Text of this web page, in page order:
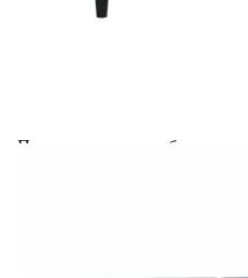
Предоставената таблица е